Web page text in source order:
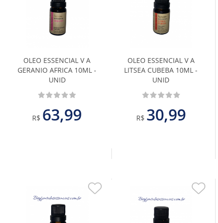
OLEO ESSENCIAL V A
GERANIO AFRICA 10ML -
UNID
R$ 63,99
OLEO ESSENCIAL V A
LITSEA CUBEBA 10ML -
UNID
R$ 30,99